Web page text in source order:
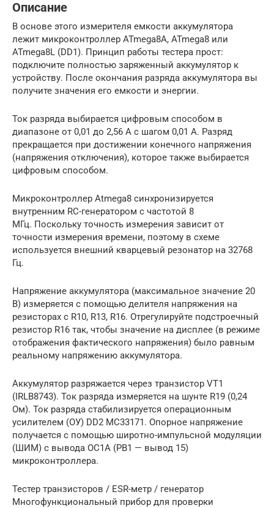
Описание
В основе этого измерителя емкости аккумулятора
лежит микроконтроллер ATmega8A, ATmega8 или
ATmega8L (DD1). Принцип работы тестера прост:
подключите полностью заряженный аккумулятор к
устройству. После окончания разряда аккумулятора вы
получите значения его емкости и энергии.
Ток разряда выбирается цифровым способом в
диапазоне от 0,01 до 2,56 A с шагом 0,01 A. Разряд
прекращается при достижении конечного напряжения
(напряжения отключения), которое также выбирается
цифровым способом.
Микроконтроллер Atmega8 синхронизируется
внутренним RC-генератором с частотой 8
МГц. Поскольку точность измерения зависит от
точности измерения времени, поэтому в схеме
используется внешний кварцевый резонатор на 32768
Гц.
Напряжение аккумулятора (максимальное значение 20
В) измеряется с помощью делителя напряжения на
резисторах с R10, R13, R16. Отрегулируйте подстроечный
резистор R16 так, чтобы значение на дисплее (в режиме
отображения фактического напряжения) было равным
реальному напряжению аккумулятора.
Аккумулятор разряжается через транзистор VТ1
(IRLB8743). Ток разряда измеряется на шунте R19 (0,24
Ом). Ток разряда стабилизируется операционным
усилителем (ОУ) DD2 MC33171. Опорное напряжение
получается с помощью широтно-импульсной модуляции
(ШИМ) с вывода OC1A (PB1 — вывод 15)
микроконтроллера.
Тестер транзисторов / ESR-метр / генератор
Многофункциональный прибор для проверки